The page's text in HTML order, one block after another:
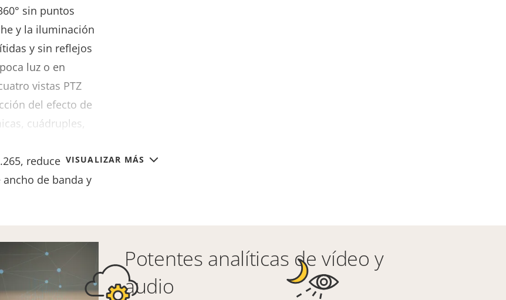
VISUALIZAR MÁS
sin puntos
y la iluminación
y sin reflejos
luz o en
vistas PTZ
del efecto de
cuádruples,
reduce
de banda y
Potentes analíticas de vídeo y
audio